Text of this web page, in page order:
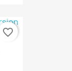
favorite_border